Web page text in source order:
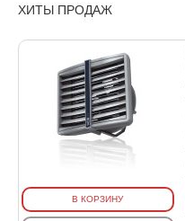
ХИТЫ ПРОДАЖ
В КОРЗИНУ